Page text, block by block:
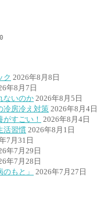
ク 2026年8月8日
年8月7日
ないのか 2026年8月5日
冷房冷え対策 2026年8月4日
すごい！ 2026年8月4日
活習慣 2026年8月1日
7月31日
年7月29日
年7月28日
もと」
2026年7月27日